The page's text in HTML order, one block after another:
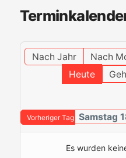
Nach Jahr Nach
Heute
Vorheriger Tag Samstag
Es wurden